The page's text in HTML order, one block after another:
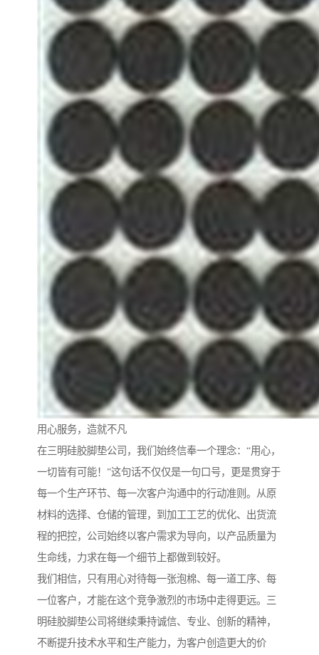
用心服务，造就不凡
在三明硅胶脚垫公司，我们始终信奉一个理念：“用心，
一切皆有可能！”这句话不仅仅是一句口号，更是贯穿于
每一个生产环节、每一次客户沟通中的行动准则。从原
材料的选择、仓储的管理，到加工工艺的优化、出货流
程的把控，公司始终以客户需求为导向，以产品质量为
生命线，力求在每一个细节上都做到较好。
我们相信，只有用心对待每一张泡棉、每一道工序、每
一位客户，才能在这个竞争激烈的市场中走得更远。三
明硅胶脚垫公司将继续秉持诚信、专业、创新的精神，
不断提升技术水平和生产能力，为客户创造更大的价